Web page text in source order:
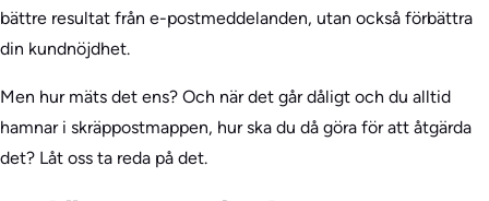
bättre resultat från e-postmeddelanden, utan också förbättra
din kundnöjdhet.
Men hur mäts det ens? Och när det går dåligt och du alltid
hamnar i skräppostmappen, hur ska du då göra för att åtgärda
det? Låt oss ta reda på det.